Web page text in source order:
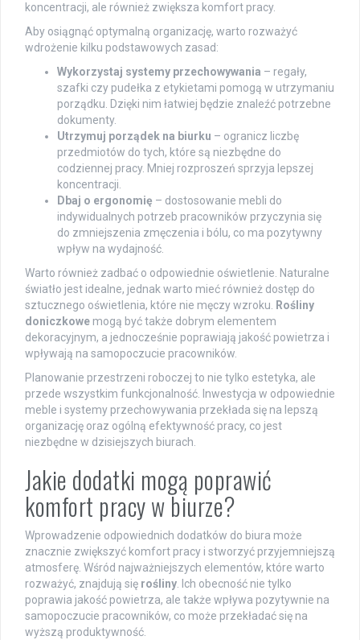
koncentracji, ale również zwiększa komfort pracy.
Aby osiągnąć optymalną organizację, warto rozważyć
wdrożenie kilku podstawowych zasad:
Wykorzystaj systemy przechowywania – regały,
szafki czy pudełka z etykietami pomogą w utrzymaniu
porządku. Dzięki nim łatwiej będzie znaleźć potrzebne
dokumenty.
Utrzymuj porządek na biurku – ogranicz liczbę
przedmiotów do tych, które są niezbędne do
codziennej pracy. Mniej rozproszeń sprzyja lepszej
koncentracji.
Dbaj o ergonomię – dostosowanie mebli do
indywidualnych potrzeb pracowników przyczynia się
do zmniejszenia zmęczenia i bólu, co ma pozytywny
wpływ na wydajność.
Warto również zadbać o odpowiednie oświetlenie. Naturalne
światło jest idealne, jednak warto mieć również dostęp do
sztucznego oświetlenia, które nie męczy wzroku. Rośliny
doniczkowe mogą być także dobrym elementem
dekoracyjnym, a jednocześnie poprawiają jakość powietrza i
wpływają na samopoczucie pracowników.
Planowanie przestrzeni roboczej to nie tylko estetyka, ale
przede wszystkim funkcjonalność. Inwestycja w odpowiednie
meble i systemy przechowywania przekłada się na lepszą
organizację oraz ogólną efektywność pracy, co jest
niezbędne w dzisiejszych biurach.
Jakie dodatki mogą poprawić
komfort pracy w biurze?
Wprowadzenie odpowiednich dodatków do biura może
znacznie zwiększyć komfort pracy i stworzyć przyjemniejszą
atmosferę. Wśród najważniejszych elementów, które warto
rozważyć, znajdują się rośliny. Ich obecność nie tylko
poprawia jakość powietrza, ale także wpływa pozytywnie na
samopoczucie pracowników, co może przekładać się na
wyższą produktywność.